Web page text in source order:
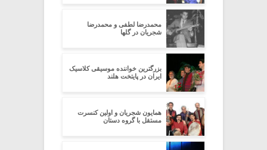
محمدرضا لطفی و محمدرضا
شجریان در گلها
بزرگترین خواننده موسیقی کلاسیک
ایران در پایتخت هلند
همایون شجریان و اولین کنسرت
مستقل با گروه دستان